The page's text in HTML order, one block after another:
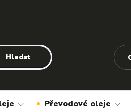
Hledat
Převodové oleje